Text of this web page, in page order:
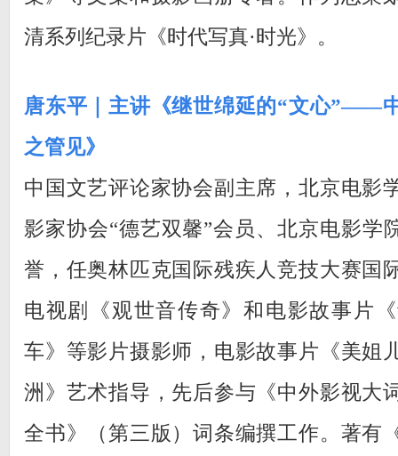
清系列纪录片《时代写真·时光》。
唐东平｜主讲《继世绵延的“文心”——
之管见》
中国文艺评论家协会副主席，北京电影
影家协会“德艺双馨”会员、北京电影学
誉，任奥林匹克国际残疾人竞技大赛国
电视剧《观世音传奇》和电影故事片
车》等影片摄影师，电影故事片《美姐
洲》艺术指导，先后参与《中外影视大
全书》（第三版）词条编撰工作。著有